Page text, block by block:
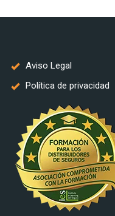
Aviso Legal
Política de privacidad